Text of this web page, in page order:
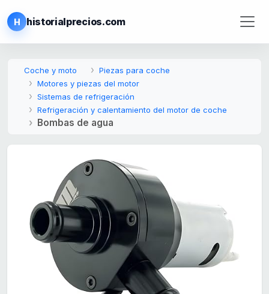
H historialprecios.com
Coche y moto
Piezas para coche
Motores y piezas del motor
Sistemas de refrigeración
Refrigeración y calentamiento del motor de coche
Bombas de agua